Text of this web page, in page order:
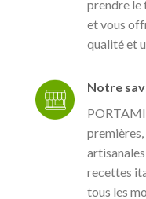
prendre le
et vous
qualité et
Notre
recettes
tous les